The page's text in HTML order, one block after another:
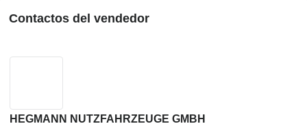
Contactos del vendedor
HEGMANN NUTZFAHRZEUGE GMBH